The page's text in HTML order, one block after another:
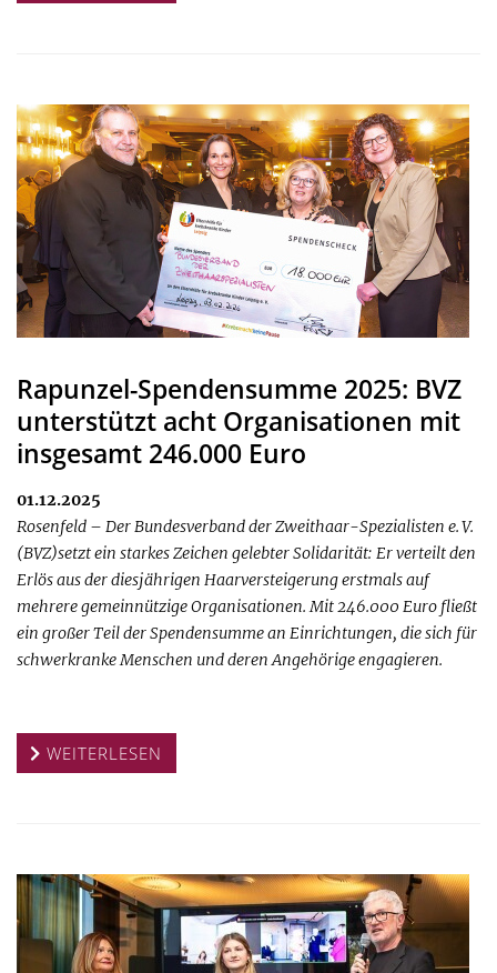
Rapunzel-Spendensumme 2025: BVZ
unterstützt acht Organisationen mit
insgesamt 246.000 Euro
01.12.2025
Rosenfeld – Der Bundesverband der Zweithaar-Spezialisten e.V.
(BVZ)setzt ein starkes Zeichen gelebter Solidarität: Er verteilt den
Erlös aus der diesjährigen Haarversteigerung erstmals auf
mehrere gemeinnützige Organisationen. Mit 246.000 Euro fließt
ein großer Teil der Spendensumme an Einrichtungen, die sich für
schwerkranke Menschen und deren Angehörige engagieren.
WEITERLESEN